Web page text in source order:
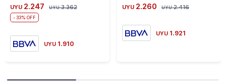
UYU 2.247 UYU 3.362
33
UYU 1.910
UYU 2.260 UYU 2.416
UYU 1.921